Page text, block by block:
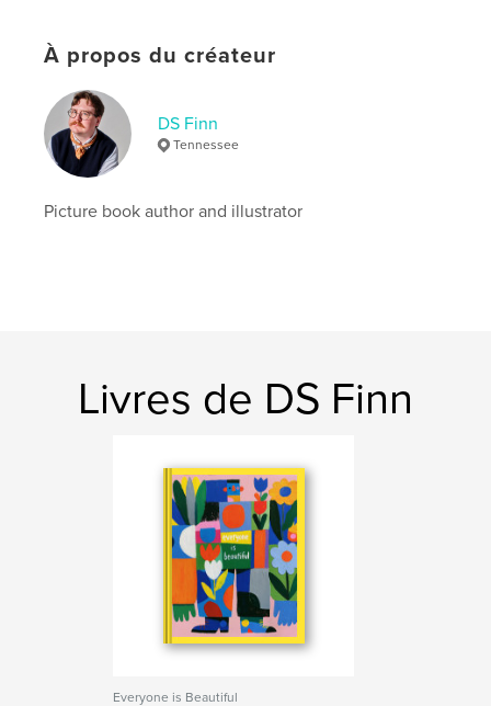
de photographie
Format choisi:
# de pages:
32
ISBN
Couverture souple: 9798259975262
Date de publication:
juil 01, 2026
À propos du créateur
DS Finn
Tennessee
Picture book author and illustrator
Livres de DS Finn
Everyone is Beautiful